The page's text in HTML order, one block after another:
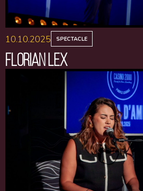
10.10.2025 SPECTACLE
FLORIAN LEX